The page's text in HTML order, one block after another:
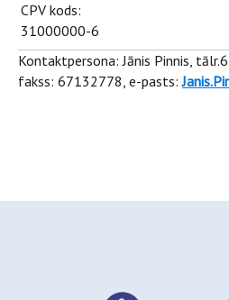
CPV kods:
31000000-6
Kontaktpersona: Jānis Pinnis,
fakss: 67132778, e-pasts: